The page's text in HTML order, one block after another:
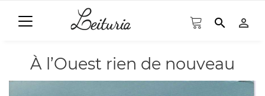
search person_outline
À l’Ouest rien de nouveau